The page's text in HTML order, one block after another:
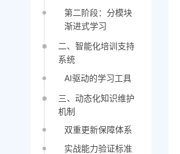
第二阶段：分模块
渐进式学习
二、智能化培训支持
系统
AI驱动的学习工具
三、动态化知识维护
机制
双重更新保障体系
实战能力验证标准